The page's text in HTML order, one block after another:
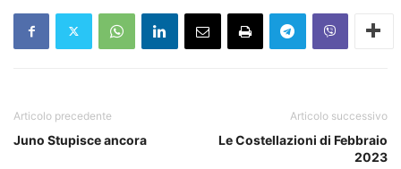
Articolo precedente
Juno Stupisce ancora
Articolo successivo
Le Costellazioni di Febbraio
2023